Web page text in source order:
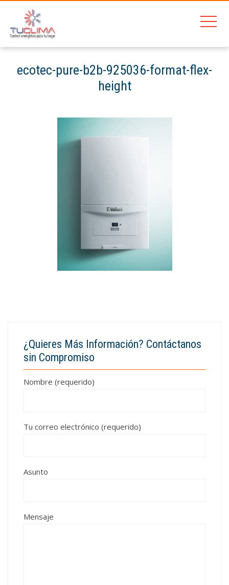
ecotec-pure-b2b-925036-format-flex-
height
¿Quieres Más Información? Contáctanos
sin Compromiso
Nombre (requerido)
Tu correo electrónico (requerido)
Asunto
Mensaje